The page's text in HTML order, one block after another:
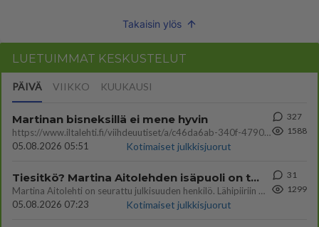
Takaisin ylös
LUETUIMMAT KESKUSTELUT
PÄIVÄ VIIKKO KUUKAUSI
Martinan bisneksillä ei mene hyvin
https://www.iltalehti.fi/viihdeuutiset/a/c46da6ab-340f-4790-aaa7-0865eed2336 Yrityksen konkurssihakemus on tullut kärä
05.08.2026 05:51
Kotimaiset julkkisjuorut
327
1588
Tiesitkö? Martina Aitolehden isäpuoli on tämä suosittu laulaja
Martina Aitolehti on seurattu julkisuuden henkilö. Lähipiiriin mahtuu muitakin tunnettuja henkilöitä. Tiesitkö, että Ma
05.08.2026 07:23
Kotimaiset julkkisjuorut
31
1299